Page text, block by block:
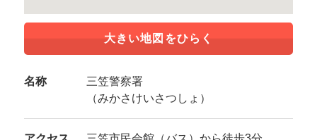
大きい地図をひらく
名称
三笠警察署
（みかさけいさつしょ）